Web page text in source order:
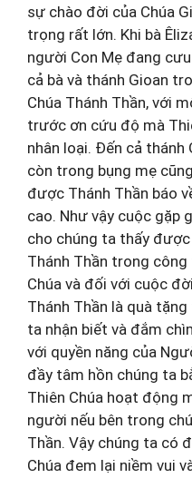
sự chào đời của Chúa
trọng rất lớn. Khi bà
người Con Mẹ đang
cả bà và thánh Gioan
Chúa Thánh Thần, với
trước ơn cứu độ mà
nhân loại. Đến cả thánh
còn trong bụng mẹ
được Thánh Thần báo
cao. Như vậy cuộc gặp
cho chúng ta thấy
Thánh Thần trong
Chúa và đối với cuộc
Thánh Thần là quà
ta nhận biết và đắm
với quyền năng của
đầy tâm hồn chúng ta
Thiên Chúa hoạt động
người nếu bên trong
Thần. Vậy chúng ta có
Chúa đem lại niềm vui